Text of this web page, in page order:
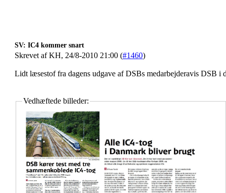
SV: IC4 kommer snart
Skrevet af KH, 24/8-2010 21:00 (#1460)
Lidt læsestof fra dagens udgave af DSBs medarbejderavis DSB i
Vedhæftede billeder: